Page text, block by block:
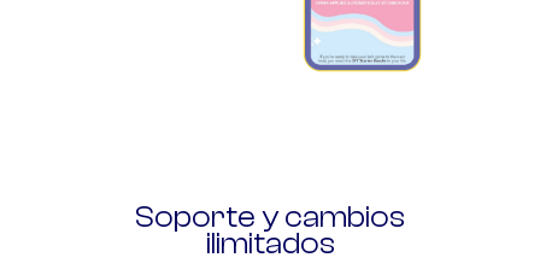
Soporte y cambios
ilimitados